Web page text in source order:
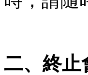
二、終止